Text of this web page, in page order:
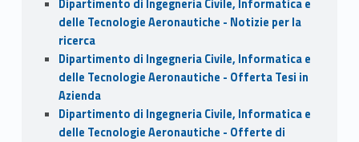
Dipartimento di Ingegneria Civile, Informatica e
delle Tecnologie Aeronautiche - Notizie per la
ricerca
Dipartimento di Ingegneria Civile, Informatica e
delle Tecnologie Aeronautiche - Offerta Tesi in
Azienda
Dipartimento di Ingegneria Civile, Informatica e
delle Tecnologie Aeronautiche - Offerte di